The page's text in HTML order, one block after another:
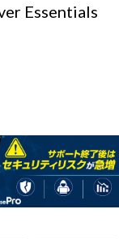
Essentials